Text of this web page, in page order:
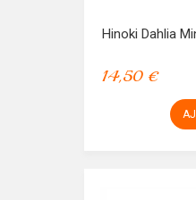
Hinoki Dahlia
14,50 €